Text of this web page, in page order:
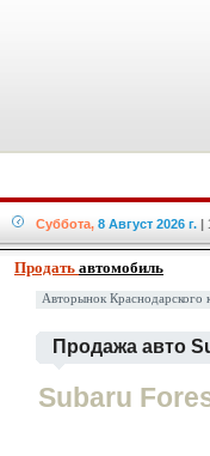
Суббота, 8 Август 2026 г. |
Продать автомобиль
Авторынок Краснодарского
Продажа авто
Subaru